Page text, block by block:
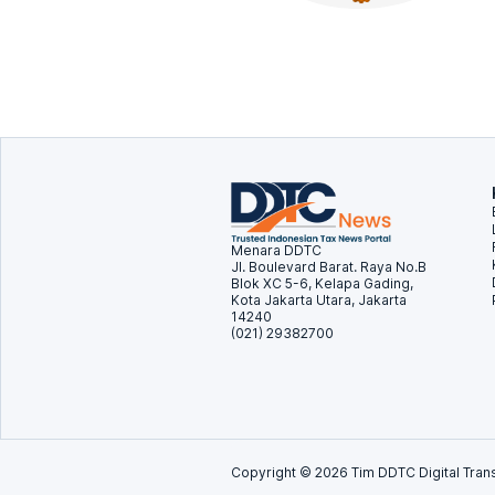
Menara DDTC
Jl. Boulevard Barat. Raya No.B
Blok XC 5-6, Kelapa Gading,
Kota Jakarta Utara, Jakarta
14240
(021) 29382700
Copyright © 2026 Tim DDTC Digital